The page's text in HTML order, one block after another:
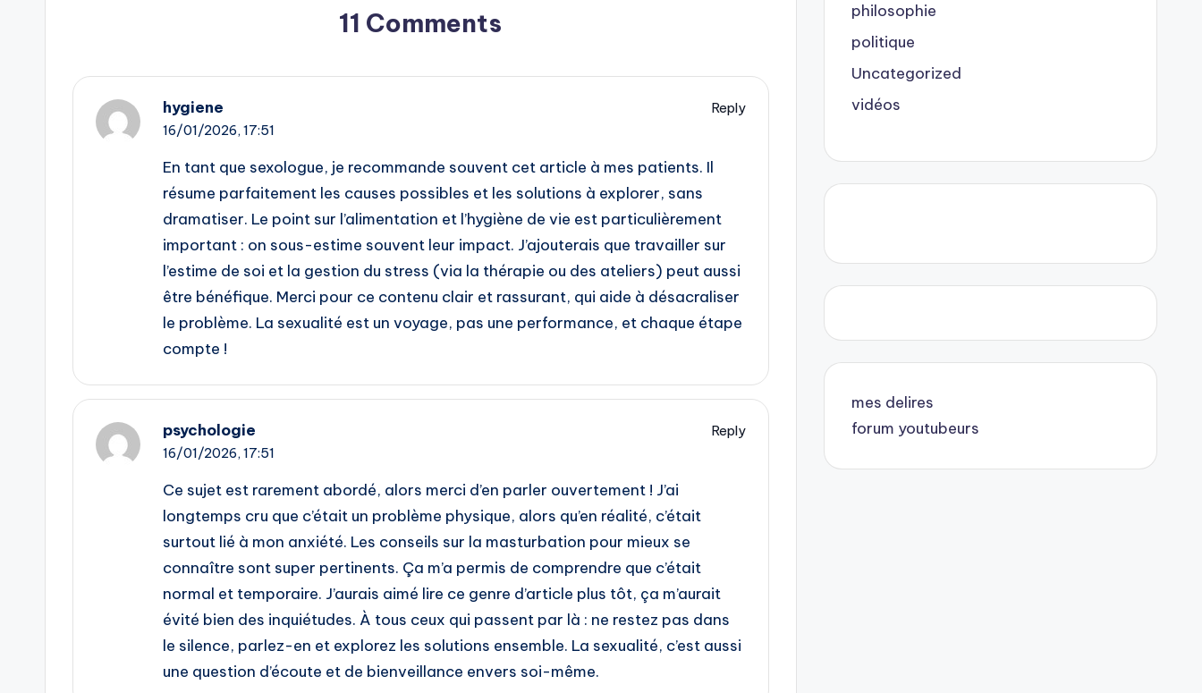
11 Comments
hygiene
Reply
16/01/2026, 17:51
En tant que sexologue, je recommande souvent cet article à mes patients. Il
résume parfaitement les causes possibles et les solutions à explorer, sans
dramatiser. Le point sur l’alimentation et l’hygiène de vie est particulièrement
important : on sous-estime souvent leur impact. J’ajouterais que travailler sur
l’estime de soi et la gestion du stress (via la thérapie ou des ateliers) peut aussi
être bénéfique. Merci pour ce contenu clair et rassurant, qui aide à désacraliser
le problème. La sexualité est un voyage, pas une performance, et chaque étape
compte !
psychologie
Reply
16/01/2026, 17:51
Ce sujet est rarement abordé, alors merci d’en parler ouvertement ! J’ai
longtemps cru que c’était un problème physique, alors qu’en réalité, c’était
surtout lié à mon anxiété. Les conseils sur la masturbation pour mieux se
connaître sont super pertinents. Ça m’a permis de comprendre que c’était
normal et temporaire. J’aurais aimé lire ce genre d’article plus tôt, ça m’aurait
évité bien des inquiétudes. À tous ceux qui passent par là : ne restez pas dans
le silence, parlez-en et explorez les solutions ensemble. La sexualité, c’est aussi
une question d’écoute et de bienveillance envers soi-même.
philosophie
politique
Uncategorized
vidéos
mes delires
forum youtubeurs